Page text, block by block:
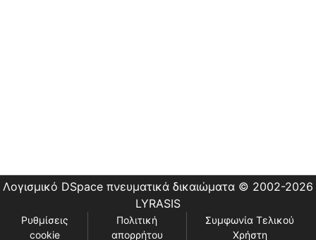
Λογισμικό DSpace πνευματικά δικαιώματα © 2002-2026
LYRASIS
Ρυθμίσεις
cookie
Πολιτική
απορρήτου
Συμφωνία Τελικού
Χρήστη